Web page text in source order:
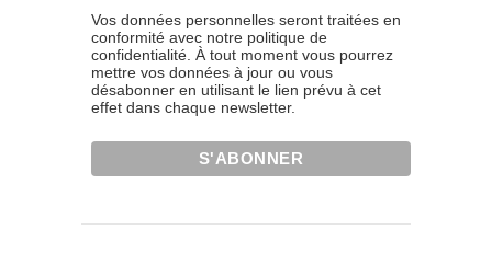
Vos données personnelles seront traitées en
conformité avec notre politique de
confidentialité. À tout moment vous pourrez
mettre vos données à jour ou vous
désabonner en utilisant le lien prévu à cet
effet dans chaque newsletter.